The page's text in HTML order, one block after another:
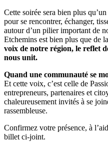
Cette soirée sera bien plus
pour se rencontrer, échanger,
autour d’un pilier important de
Etchemins est bien plus que de
voix de notre région, le reflet
nous unit.
Quand une communauté se
Et cette voix, c’est celle de
entrepreneurs, partenaires et
chaleureusement invités à se
rassembleuse.
Confirmez votre présence, à
billet ci-joint.